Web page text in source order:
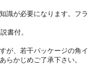
識が必要になります。フラ
書付。
が、若干パッケージの角イ
らかじめご了承下さい。